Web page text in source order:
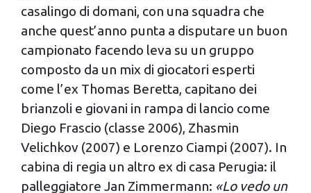
casalingo di domani, con una squadra che
anche quest’anno punta a disputare un buon
campionato facendo leva su un gruppo
composto da un mix di giocatori esperti
come l’ex Thomas Beretta, capitano dei
brianzoli e giovani in rampa di lancio come
Diego Frascio (classe 2006), Zhasmin
Velichkov (2007) e Lorenzo Ciampi (2007). In
cabina di regia un altro ex di casa Perugia: il
palleggiatore Jan Zimmermann: «Lo vedo un